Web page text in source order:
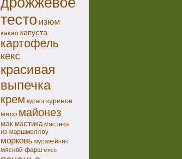
тесто изюм
какао капуста
картофель
кекс
красивая
выпечка
крем курага куриное
мясо майонез
мак мастика мастика
из маршмеллоу
морковь муравейник
мясной фарш мясо